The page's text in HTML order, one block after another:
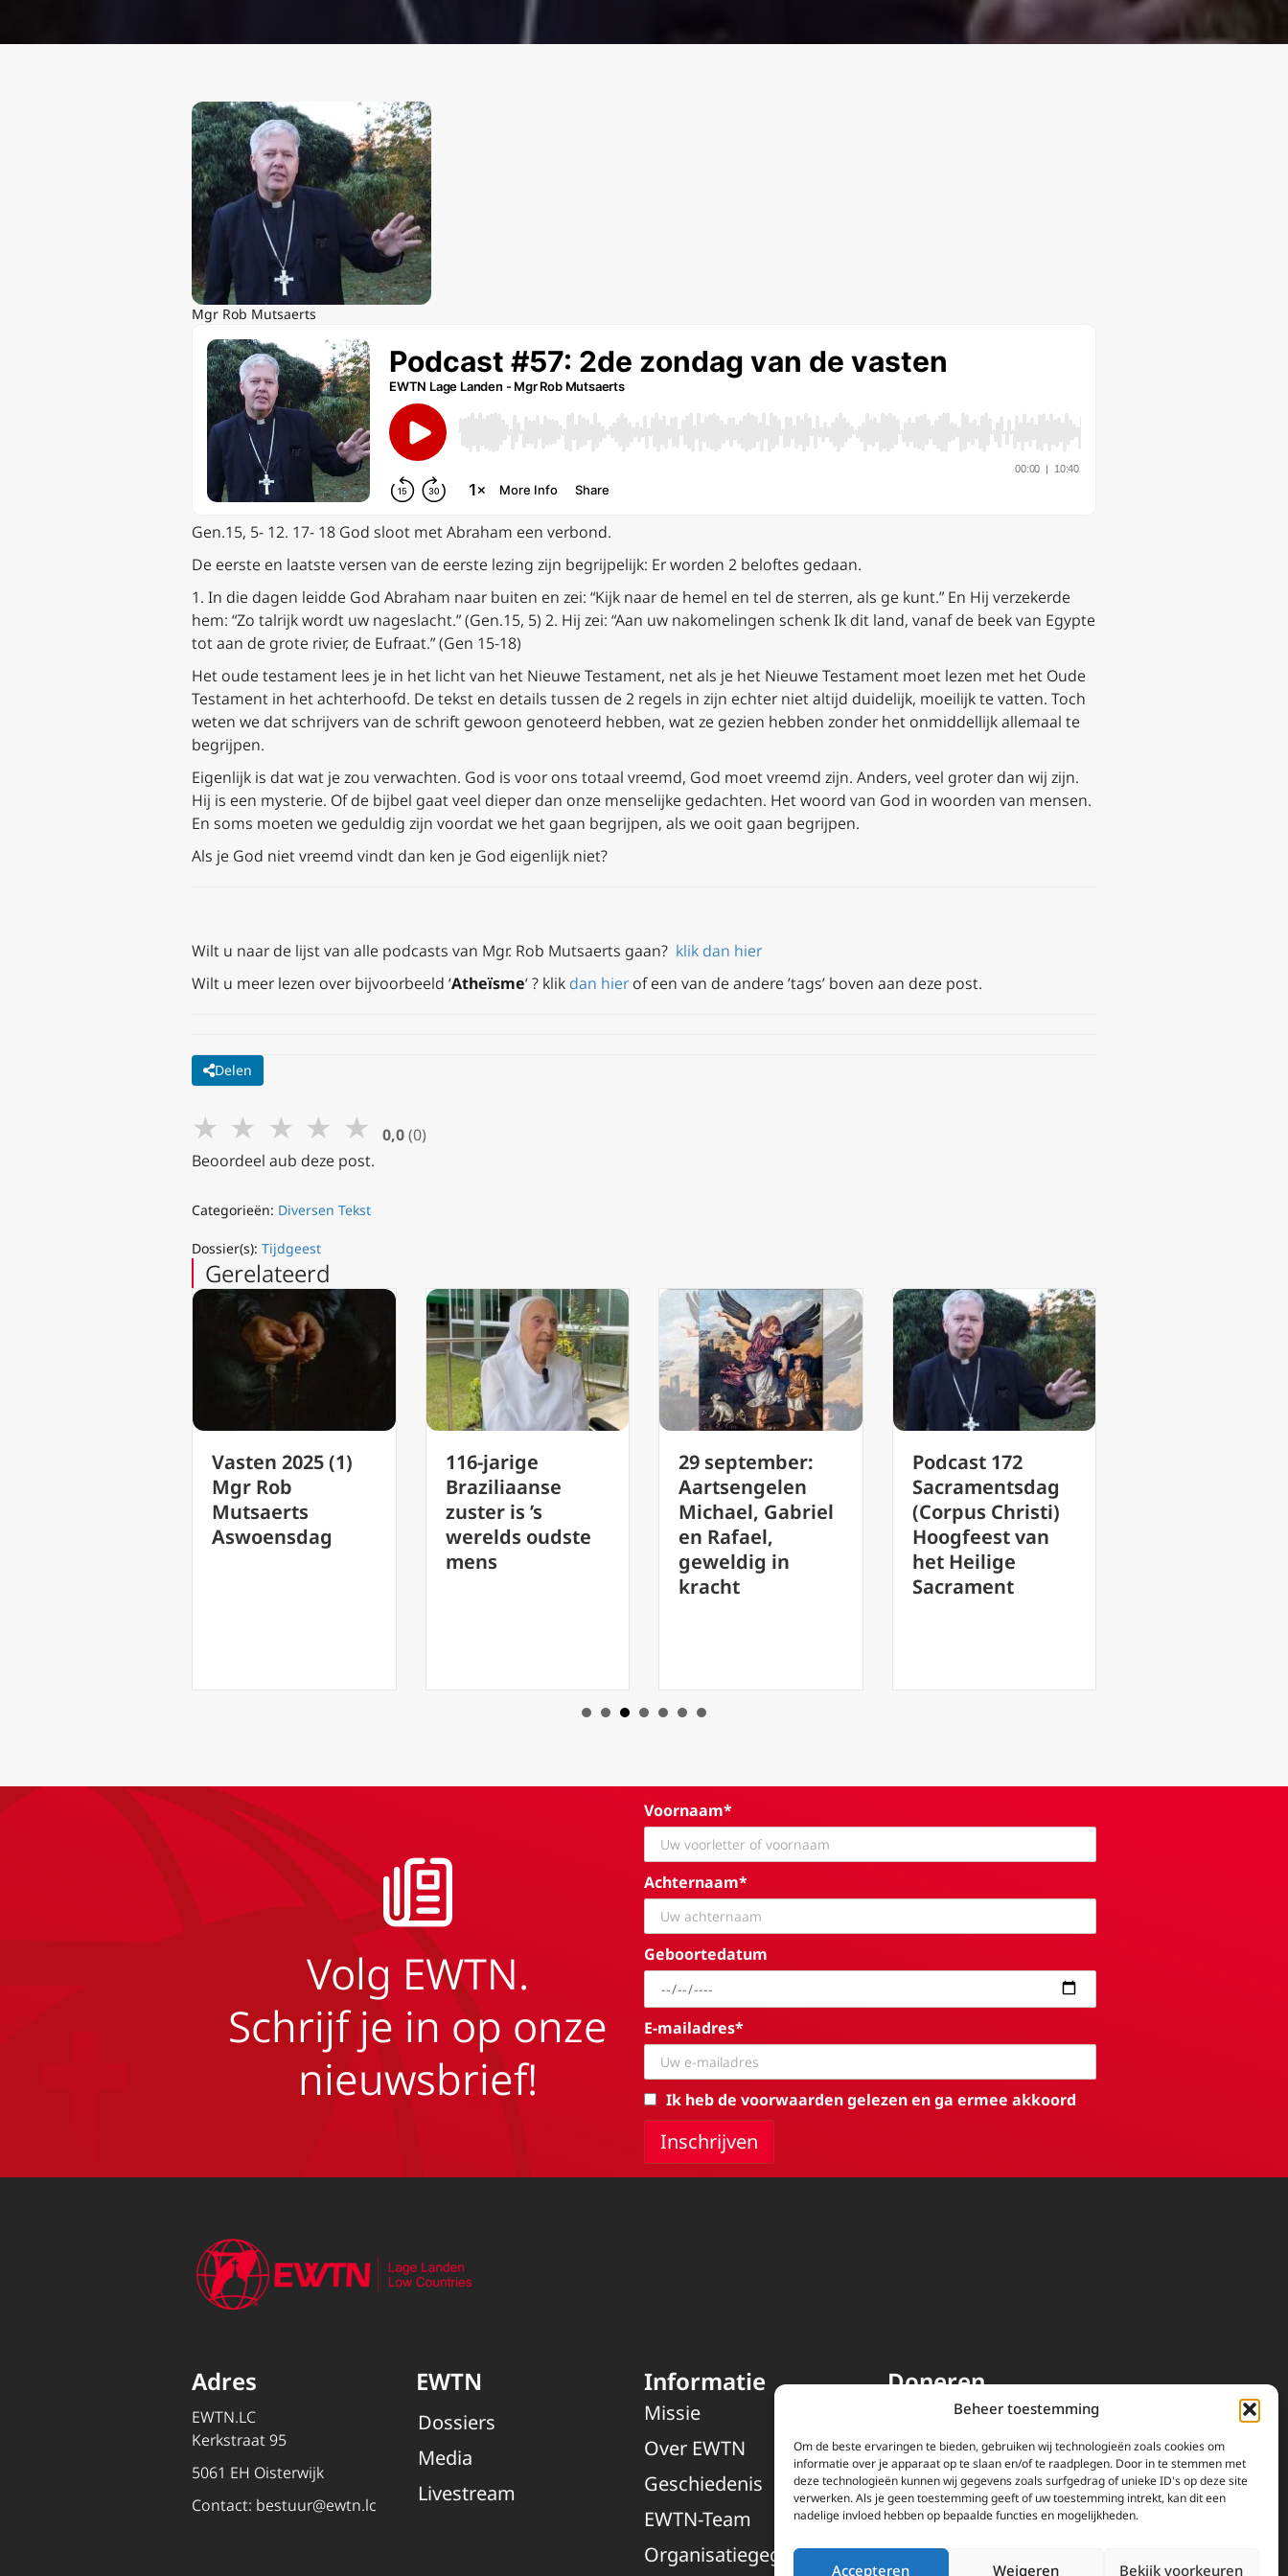
Beheer toestemming
Om de beste ervaringen te bieden, gebruiken wij technologieën zoals cookies om
informatie over je apparaat op te slaan en/of te raadplegen. Door in te stemmen met
deze technologieën kunnen wij gegevens zoals surfgedrag of unieke ID's op deze site
verwerken. Als je geen toestemming geeft of uw toestemming intrekt, kan dit een
nadelige invloed hebben op bepaalde functies en mogelijkheden.
Accepteren Weigeren Bekijk voorkeuren
Mgr Rob Mutsaerts
Gen.15, 5- 12. 17- 18 God sloot met Abraham een verbond.
De eerste en laatste versen van de eerste lezing zijn begrijpelijk: Er worden 2 beloftes gedaan.
1. In die dagen leidde God Abraham naar buiten en zei: “Kijk naar de hemel en tel de sterren, als ge kunt.” En Hij verzekerde
hem: “Zo talrijk wordt uw nageslacht.” (Gen.15, 5) 2. Hij zei: “Aan uw nakomelingen schenk Ik dit land, vanaf de beek van Egypte
tot aan de grote rivier, de Eufraat.” (Gen 15-18)
Het oude testament lees je in het licht van het Nieuwe Testament, net als je het Nieuwe Testament moet lezen met het Oude
Testament in het achterhoofd. De tekst en details tussen de 2 regels in zijn echter niet altijd duidelijk, moeilijk te vatten. Toch
weten we dat schrijvers van de schrift gewoon genoteerd hebben, wat ze gezien hebben zonder het onmiddellijk allemaal te
begrijpen.
Eigenlijk is dat wat je zou verwachten. God is voor ons totaal vreemd, God moet vreemd zijn. Anders, veel groter dan wij zijn.
Hij is een mysterie. Of de bijbel gaat veel dieper dan onze menselijke gedachten. Het woord van God in woorden van mensen.
En soms moeten we geduldig zijn voordat we het gaan begrijpen, als we ooit gaan begrijpen.
Als je God niet vreemd vindt dan ken je God eigenlijk niet?
Wilt u naar de lijst van alle podcasts van Mgr. Rob Mutsaerts gaan? klik dan hier
Wilt u meer lezen over bijvoorbeeld ‘Atheïsme‘ ? klik dan hier of een van de andere ’tags’ boven aan deze post.
Delen
★ ★ ★ ★ ★ 0,0 (0)
Beoordeel aub deze post.
Categorieën: Diversen Tekst
Dossier(s): Tijdgeest
Gerelateerd
Vasten 2025 (1)
Mutsaerts
Aswoensdag
116-jarige
Braziliaanse
zuster is ’s
werelds oudste
29 september:
Aartsengelen
Michael, Gabriel
en Rafael,
geweldig in
Podcast 172
Sacramentsdag
(Corpus Christi)
Hoogfeest van
het Heilige
Sacrament
Barmhartigheids
zondag Heer
Volg EWTN.
Schrijf je in op onze
nieuwsbrief!
Voornaam*
Achternaam*
Geboortedatum
E-mailadres*
Ik heb de voorwaarden gelezen en ga ermee akkoord
Adres
EWTN.LC
Kerkstraat 95
5061 EH Oisterwijk
Contact: bestuur@ewtn.lc
EWTN
Dossiers
Media
Livestream
Informatie
Missie
Over EWTN
Geschiedenis
EWTN-Team
Organisatiegegevens
Doneren
EWTN wordt uitsluitend
gefinancierd door uw donaties.
Wij ontvangen bewust geen
advertentie-inkomsten of
kerkelijke financiele
Doneren